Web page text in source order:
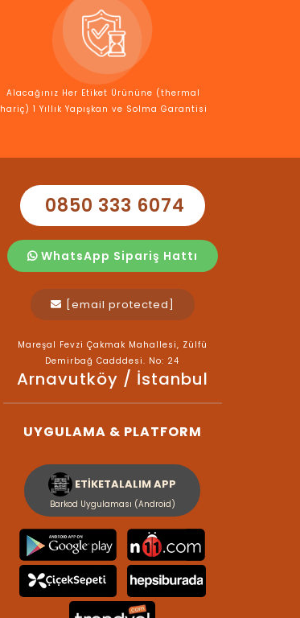
Alacağınız Her Etiket Ürününe (thermal
hariç) 1 Yıllık Yapışkan ve Solma Garantisi
0850 333 6074
WhatsApp Sipariş Hattı
[email protected]
Mareşal Fevzi Çakmak Mahallesi, Zülfü
Demirbağ Cadddesi. No: 24
Arnavutköy / İstanbul
UYGULAMA & PLATFORM
ETİKETALALIM APP
Barkod Uygulaması (Android)